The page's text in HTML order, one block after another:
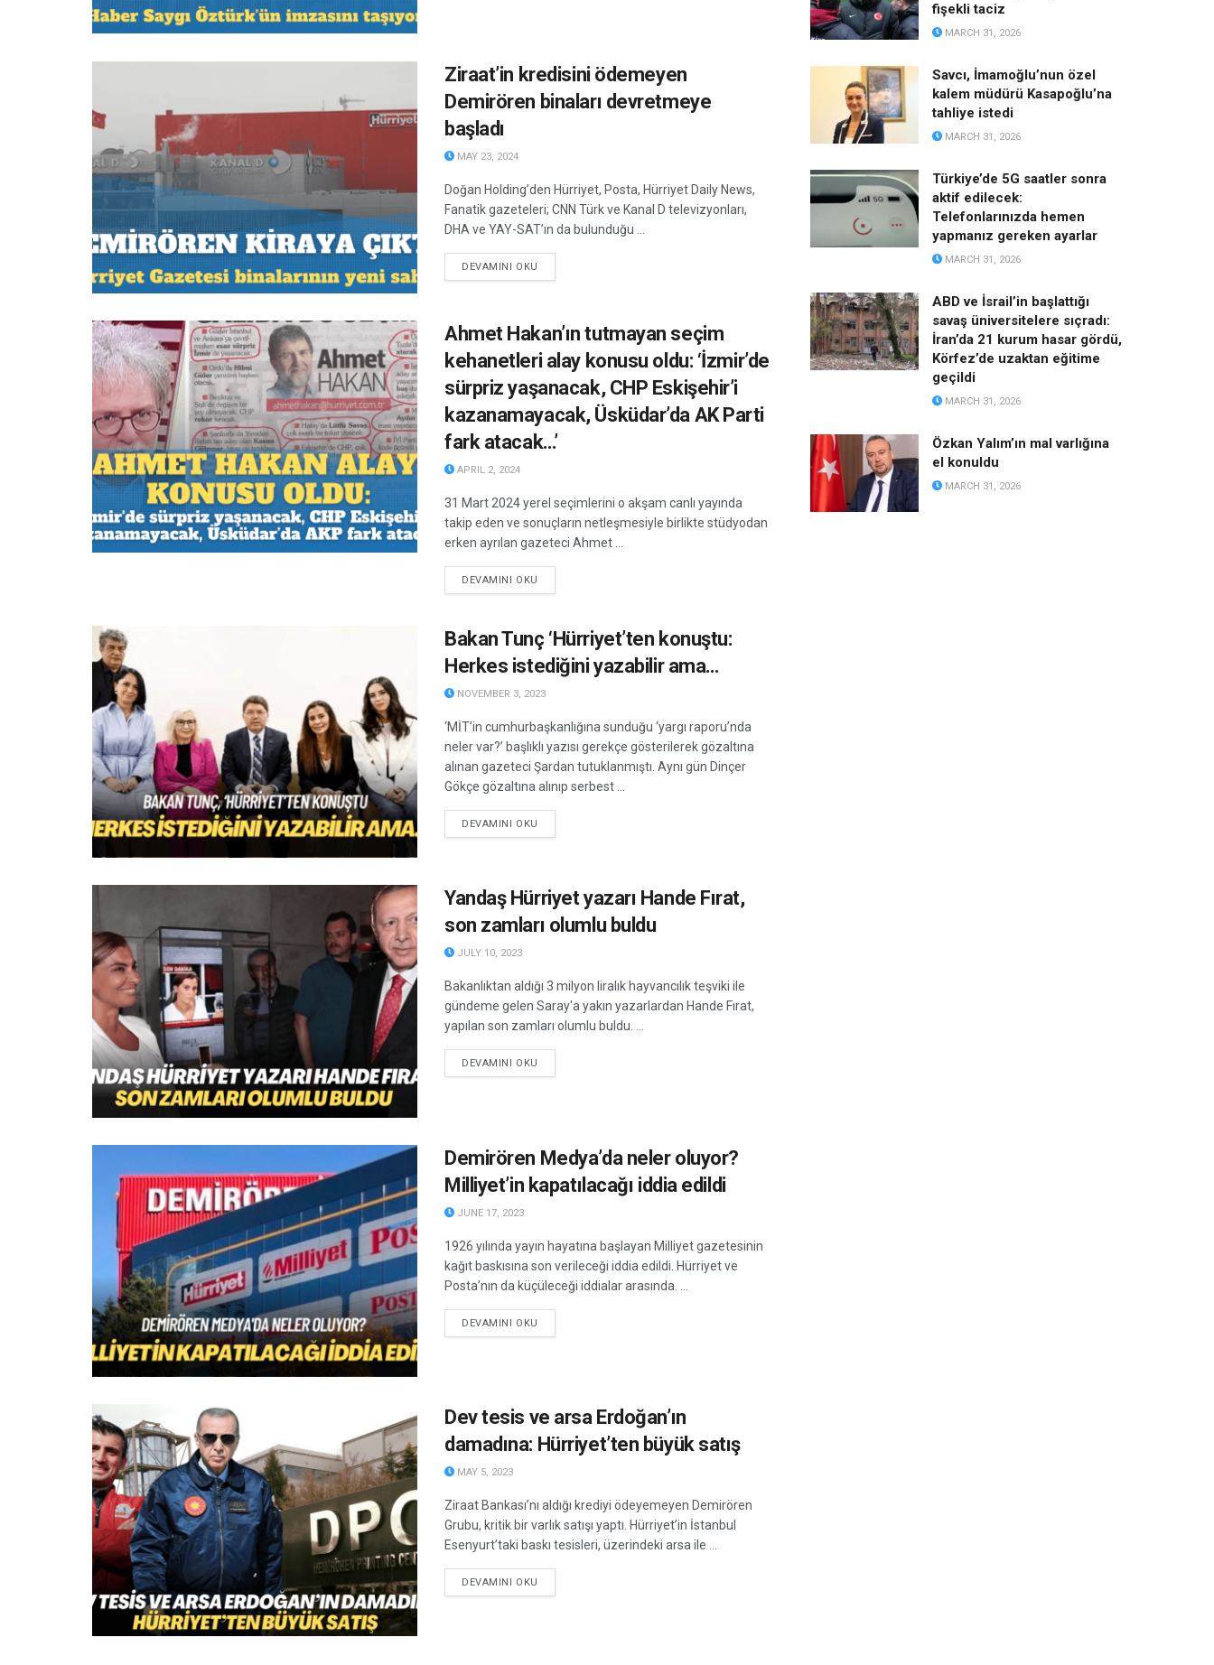
Ziraat’in kredisini ödemeyen
Demirören binaları devretmeye
başladı
MAY 23, 2024
Doğan Holding’den Hürriyet, Posta, Hürriyet Daily News,
Fanatik gazeteleri; CNN Türk ve Kanal D televizyonları,
DHA ve YAY-SAT’ın da bulunduğu ...
DEVAMINI OKU
Ahmet Hakan’ın tutmayan seçim
kehanetleri alay konusu oldu: ‘İzmir’de
sürpriz yaşanacak, CHP Eskişehir’i
kazanamayacak, Üsküdar’da AK Parti
fark atacak…’
APRIL 2, 2024
31 Mart 2024 yerel seçimlerini o akşam canlı yayında
takip eden ve sonuçların netleşmesiyle birlikte stüdyodan
erken ayrılan gazeteci Ahmet ...
DEVAMINI OKU
Bakan Tunç ‘Hürriyet’ten konuştu:
Herkes istediğini yazabilir ama…
NOVEMBER 3, 2023
‘MİT’in cumhurbaşkanlığına sunduğu ‘yargı raporu’nda
neler var?’ başlıklı yazısı gerekçe gösterilerek gözaltına
alınan gazeteci Şardan tutuklanmıştı. Aynı gün Dinçer
Gökçe gözaltına alınıp serbest ...
DEVAMINI OKU
Yandaş Hürriyet yazarı Hande Fırat,
son zamları olumlu buldu
JULY 10, 2023
Bakanlıktan aldığı 3 milyon liralık hayvancılık teşviki ile
gündeme gelen Saray'a yakın yazarlardan Hande Fırat,
yapılan son zamları olumlu buldu. ...
DEVAMINI OKU
Demirören Medya’da neler oluyor?
Milliyet’in kapatılacağı iddia edildi
JUNE 17, 2023
1926 yılında yayın hayatına başlayan Milliyet gazetesinin
kağıt baskısına son verileceği iddia edildi. Hürriyet ve
Posta’nın da küçüleceği iddialar arasında. ...
DEVAMINI OKU
Dev tesis ve arsa Erdoğan’ın
damadına: Hürriyet’ten büyük satış
MAY 5, 2023
Ziraat Bankası’nı aldığı krediyi ödeyemeyen Demirören
Grubu, kritik bir varlık satışı yaptı. Hürriyet’in İstanbul
Esenyurt’taki baskı tesisleri, üzerindeki arsa ile ...
DEVAMINI OKU
fişekli taciz
MARCH 31, 2026
Savcı, İmamoğlu’nun özel
kalem müdürü Kasapoğlu’na
tahliye istedi
MARCH 31, 2026
Türkiye’de 5G saatler sonra
aktif edilecek:
Telefonlarınızda hemen
yapmanız gereken ayarlar
MARCH 31, 2026
ABD ve İsrail’in başlattığı
savaş üniversitelere sıçradı:
İran’da 21 kurum hasar gördü,
Körfez’de uzaktan eğitime
geçildi
MARCH 31, 2026
Özkan Yalım’ın mal varlığına
el konuldu
MARCH 31, 2026